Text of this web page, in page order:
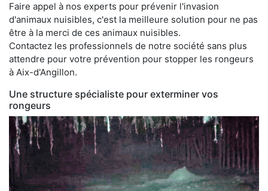
Faire appel à nos experts pour prévenir l'invasion
d'animaux nuisibles, c'est la meilleure solution pour ne pas
être à la merci de ces animaux nuisibles.
Contactez les professionnels de notre société sans plus
attendre pour votre prévention pour stopper les rongeurs
à Aix-d'Angillon.
Une structure spécialiste pour exterminer vos
rongeurs